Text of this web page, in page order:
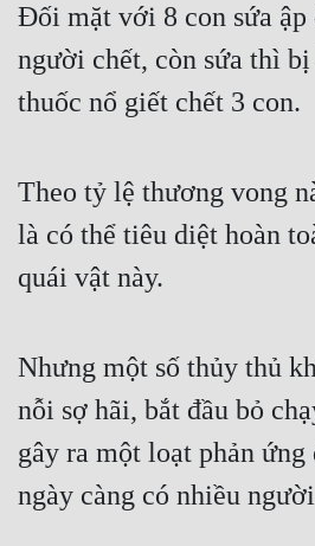
Đối mặt với 8 con sứa ập
người chết, còn sứa thì
thuốc nổ giết chết 3 con.
Theo tỷ lệ thương vong
là có thể tiêu diệt hoàn
quái vật này.
Nhưng một số thủy thủ
nỗi sợ hãi, bắt đầu bỏ
gây ra một loạt phản ứng
ngày càng có nhiều